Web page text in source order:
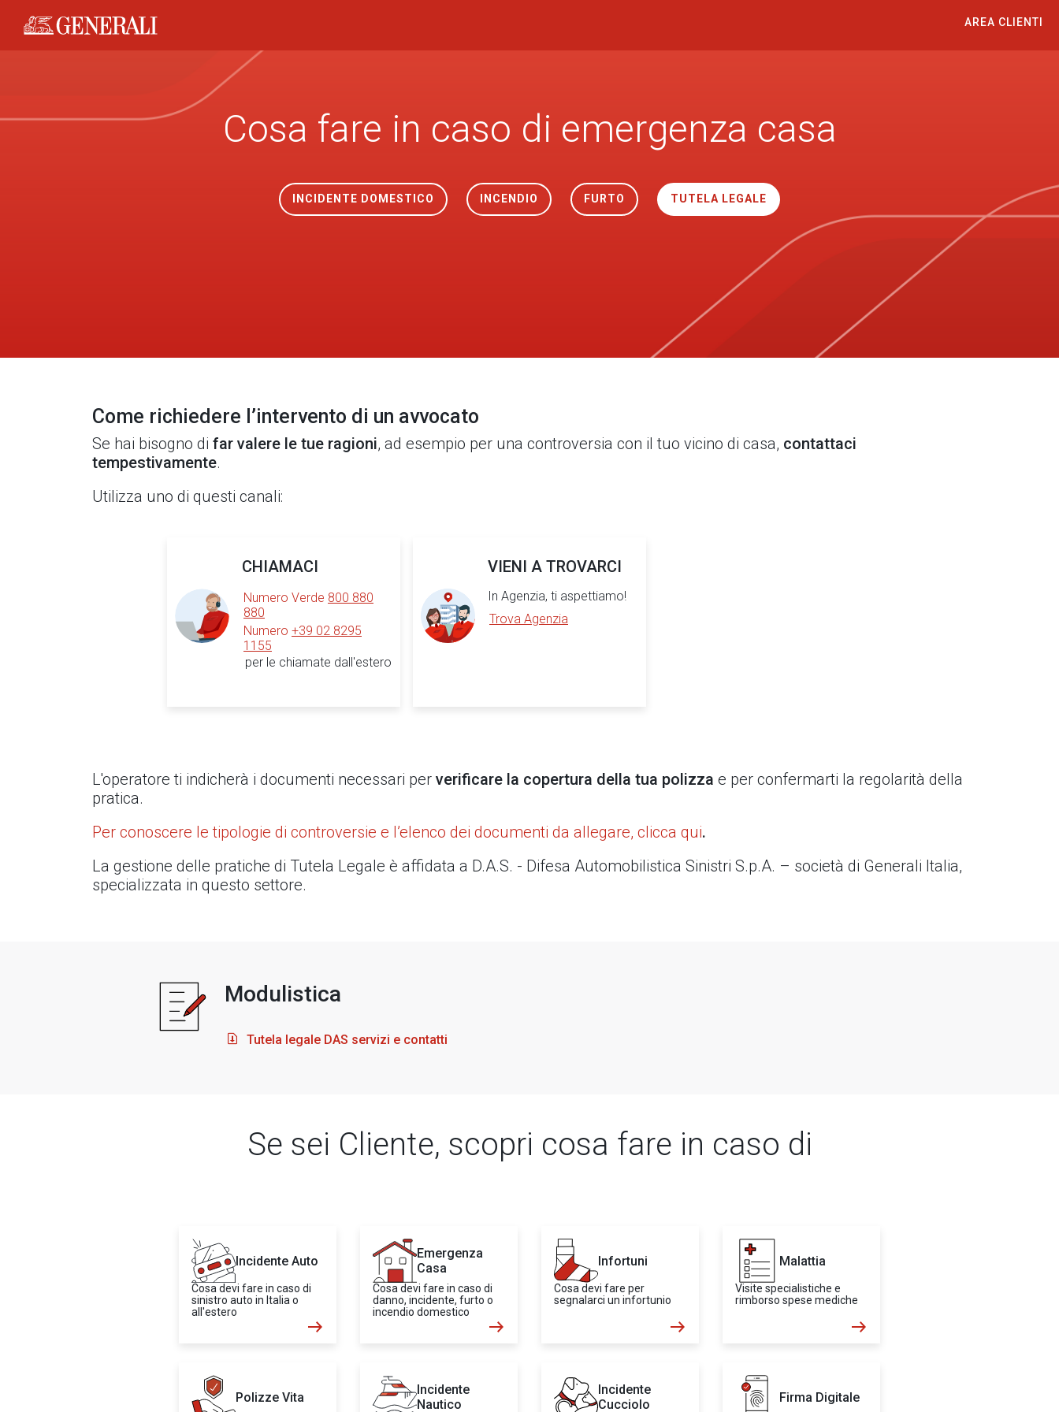
Generali logo
AREA CLIENTI
Cosa fare in caso di emergenza casa
INCIDENTE DOMESTICO INCENDIO FURTO TUTELA LEGALE
Come richiedere l’intervento di un avvocato
Se hai bisogno di far valere le tue ragioni, ad esempio per una controversia con il tuo vicino di casa, contattaci
tempestivamente.
Utilizza uno di questi canali:
CHIAMACI
Numero Verde 800 880
880
Numero +39 02 8295
1155
per le chiamate dall'estero
VIENI A TROVARCI
In Agenzia, ti aspettiamo!
Trova Agenzia
L'operatore ti indicherà i documenti necessari per verificare la copertura della tua polizza e per confermarti la regolarità della
pratica.
Per conoscere le tipologie di controversie e l’elenco dei documenti da allegare, clicca qui.
La gestione delle pratiche di Tutela Legale è affidata a D.A.S. - Difesa Automobilistica Sinistri S.p.A. – società di Generali Italia,
specializzata in questo settore.
Modulistica
Tutela legale DAS servizi e contatti
Se sei Cliente, scopri cosa fare in caso di
Incidente Auto
Cosa devi fare in caso di
sinistro auto in Italia o
all'estero
Emergenza
Casa
Cosa devi fare in caso di
danno, incidente, furto o
incendio domestico
Infortuni
Cosa devi fare per
segnalarci un infortunio
Malattia
Visite specialistiche e
rimborso spese mediche
Polizze Vita
Incidente
Nautico
Incidente
Cucciolo
Firma Digitale